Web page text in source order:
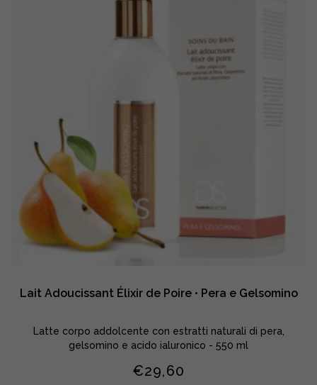
Lait Adoucissant Élixir de Poire • Pera e Gelsomino
Latte corpo addolcente con estratti naturali di pera,
gelsomino e acido ialuronico - 550 ml
€29,60